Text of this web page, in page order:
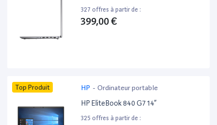
327 offres à partir de :
399,00 €
Top Produit HP - Ordinateur portable
HP EliteBook 840 G7 14”
325 offres à partir de :